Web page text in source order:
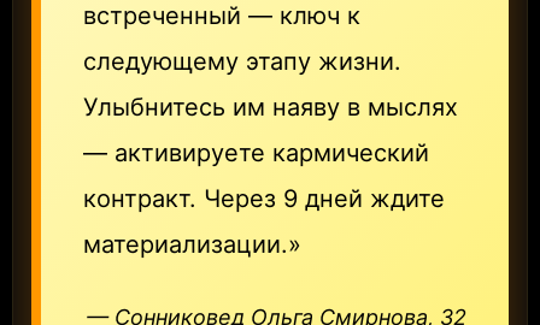
встреченный — ключ к
следующему этапу жизни.
Улыбнитесь им наяву в мыслях
— активируете кармический
контракт. Через 9 дней ждите
материализации.»
— Сонниковед Ольга Смирнова, 32